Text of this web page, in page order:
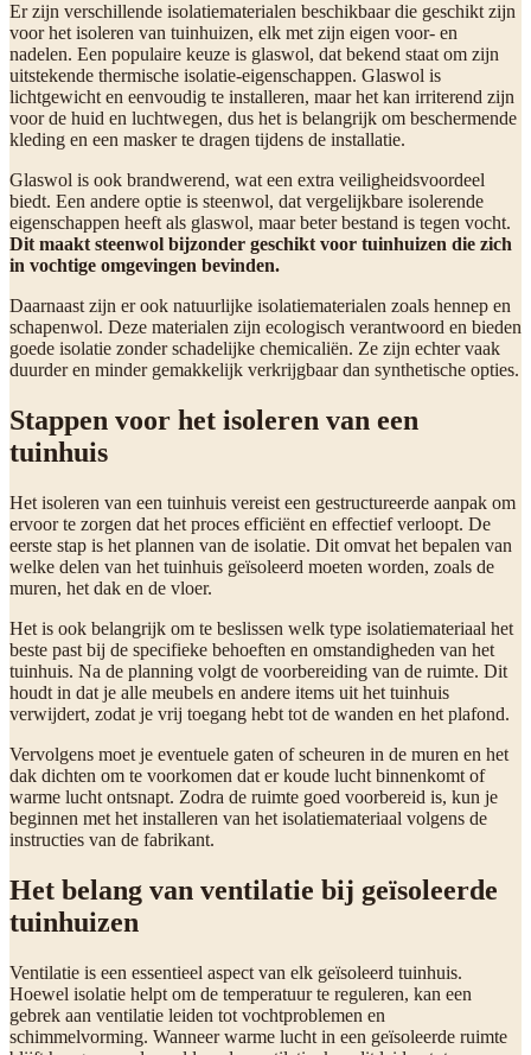
Er zijn verschillende isolatiematerialen beschikbaar die geschikt zijn
voor het isoleren van tuinhuizen, elk met zijn eigen voor- en
nadelen. Een populaire keuze is glaswol, dat bekend staat om zijn
uitstekende thermische isolatie-eigenschappen. Glaswol is
lichtgewicht en eenvoudig te installeren, maar het kan irriterend zijn
voor de huid en luchtwegen, dus het is belangrijk om beschermende
kleding en een masker te dragen tijdens de installatie.
Glaswol is ook brandwerend, wat een extra veiligheidsvoordeel
biedt. Een andere optie is steenwol, dat vergelijkbare isolerende
eigenschappen heeft als glaswol, maar beter bestand is tegen vocht.
Dit maakt steenwol bijzonder geschikt voor tuinhuizen die zich
in vochtige omgevingen bevinden.
Daarnaast zijn er ook natuurlijke isolatiematerialen zoals hennep en
schapenwol. Deze materialen zijn ecologisch verantwoord en bieden
goede isolatie zonder schadelijke chemicaliën. Ze zijn echter vaak
duurder en minder gemakkelijk verkrijgbaar dan synthetische opties.
Stappen voor het isoleren van een
tuinhuis
Het isoleren van een tuinhuis vereist een gestructureerde aanpak om
ervoor te zorgen dat het proces efficiënt en effectief verloopt. De
eerste stap is het plannen van de isolatie. Dit omvat het bepalen van
welke delen van het tuinhuis geïsoleerd moeten worden, zoals de
muren, het dak en de vloer.
Het is ook belangrijk om te beslissen welk type isolatiemateriaal het
beste past bij de specifieke behoeften en omstandigheden van het
tuinhuis. Na de planning volgt de voorbereiding van de ruimte. Dit
houdt in dat je alle meubels en andere items uit het tuinhuis
verwijdert, zodat je vrij toegang hebt tot de wanden en het plafond.
Vervolgens moet je eventuele gaten of scheuren in de muren en het
dak dichten om te voorkomen dat er koude lucht binnenkomt of
warme lucht ontsnapt. Zodra de ruimte goed voorbereid is, kun je
beginnen met het installeren van het isolatiemateriaal volgens de
instructies van de fabrikant.
Het belang van ventilatie bij geïsoleerde
tuinhuizen
Ventilatie is een essentieel aspect van elk geïsoleerd tuinhuis.
Hoewel isolatie helpt om de temperatuur te reguleren, kan een
gebrek aan ventilatie leiden tot vochtproblemen en
schimmelvorming. Wanneer warme lucht in een geïsoleerde ruimte